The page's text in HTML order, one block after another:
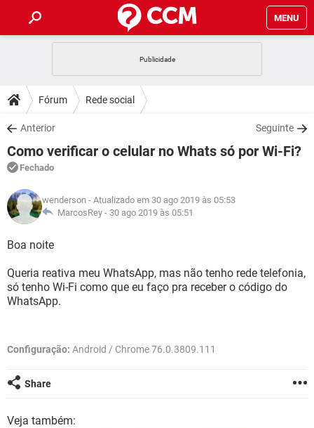
MENU
CELULAR
OUTLOOK
INSTAGRAM GMAIL
GUIA DE COMPRAS
DICAS
JOGOS
OUTLOOK
INSTAGRAM
GUIA DE COMPRAS
DOWNLOADS
JOGOS WHATSAPP
CELULAR
OUTLOOK EXCEL
INSTAGRAM
GUIA DE COMPRAS
FÓRUM
JOGOS
CELULAR FACEBOOK
GUIA DE COMPRAS
GLOSSÁRIO
JOGOS
CELULAR
OUTLOOK EXCEL
INSTAGRAM GMAIL
Fórum Rede social
Anterior Seguinte
Como verificar o celular no Whats só por Wi-Fi?
Fechado
wenderson - Atualizado em 30 ago 2019 às 05:53
MarcosRey - 30 ago 2019 às 05:51
Boa noite
Queria reativa meu WhatsApp, mas não tenho rede telefonia,
só tenho Wi-Fi como que eu faço pra receber o código do
WhatsApp.
Configuração: Android / Chrome 76.0.3809.111
Share
Veja também: